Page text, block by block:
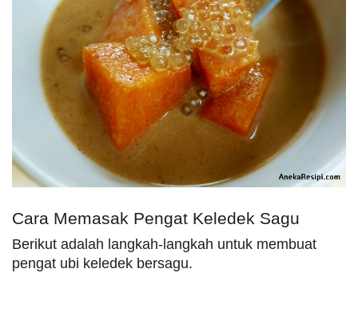
Cara Memasak Pengat Keledek Sagu
Berikut adalah langkah-langkah untuk membuat
pengat ubi keledek bersagu.